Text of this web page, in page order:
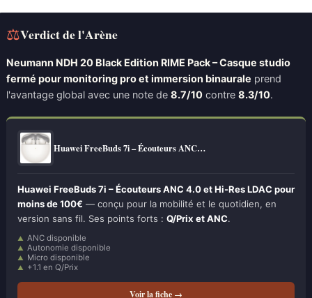
⚖Verdict de l'Arène
Neumann NDH 20 Black Edition RIME Pack – Casque studio
fermé pour monitoring pro et immersion binaurale prend
l'avantage global avec une note de 8.7/10 contre 8.3/10.
Huawei FreeBuds 7i – Écouteurs ANC…
Huawei FreeBuds 7i – Écouteurs ANC 4.0 et Hi-Res LDAC pour
moins de 100€ — conçu pour la mobilité et le quotidien, en
version sans fil. Ses points forts : Q/Prix et ANC.
ANC disponible
Autonomie disponible
Micro disponible
+1.1 en Q/Prix
Voir la fiche →